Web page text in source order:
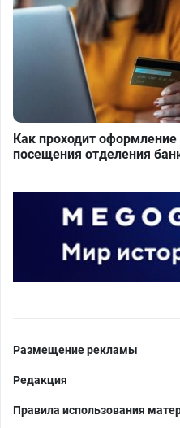
Как проходит оформление
посещения отделения
Размещение рекламы
Редакция
Правила использования